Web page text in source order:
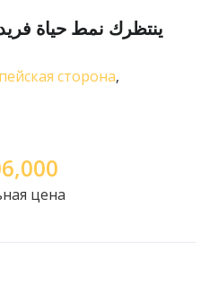
ينتظرك نمط حياة
сторона,
цена